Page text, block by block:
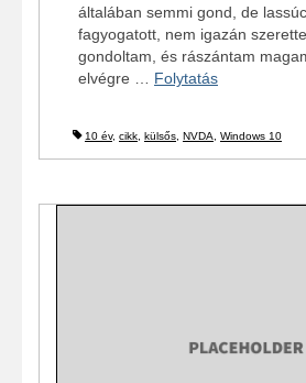
általában semmi gond, de
fagyogatott, nem igazán
gondoltam, és rászántam
elvégre … Folytatás
10 év, cikk, külsős, NVDA, Windows 10